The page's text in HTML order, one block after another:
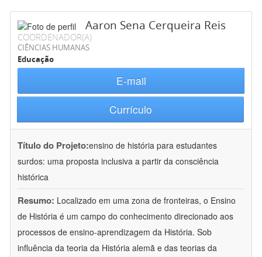
Aaron Sena Cerqueira Reis
COORDENADOR(A)
CIÊNCIAS HUMANAS
Educação
E-mail
Currículo
Título do Projeto:ensino de história para estudantes
surdos: uma proposta inclusiva a partir da consciência
histórica
Resumo: Localizado em uma zona de fronteiras, o Ensino
de História é um campo do conhecimento direcionado aos
processos de ensino-aprendizagem da História. Sob
influência da teoria da História alemã e das teorias da